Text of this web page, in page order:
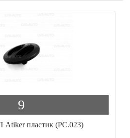
9
пластик (PC.023)